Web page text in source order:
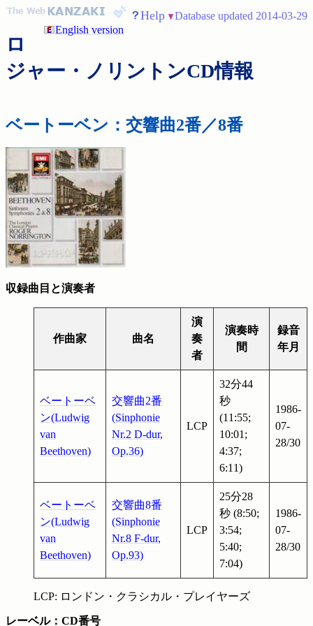
Help
Database updated 2014-03-29
English version
ロ
ジャー・ノリントンCD情報
ベートーベン：交響曲2番／8番
収録曲目と演奏者
作曲家 曲名
演
奏
者
演奏時
間
録音
年月
ベートーベ
ン(Ludwig
van
Beethoven)
交響曲2番
(Sinphonie
Nr.2 D-dur,
Op.36)
LCP
32分44
秒
(11:55;
10:01;
4:37;
6:11)
1986-
07-
28/30
ベートーベ
ン(Ludwig
van
Beethoven)
交響曲8番
(Sinphonie
Nr.8 F-dur,
Op.93)
LCP
25分28
秒 (8:50;
3:54;
5:40;
7:04)
1986-
07-
28/30
LCP: ロンドン・クラシカル・プレイヤーズ
レーベル：CD番号